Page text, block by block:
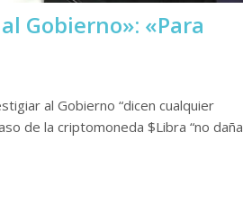
Gobierno»: «Para
al Gobierno “dicen cualquier
de la criptomoneda $Libra “no daña